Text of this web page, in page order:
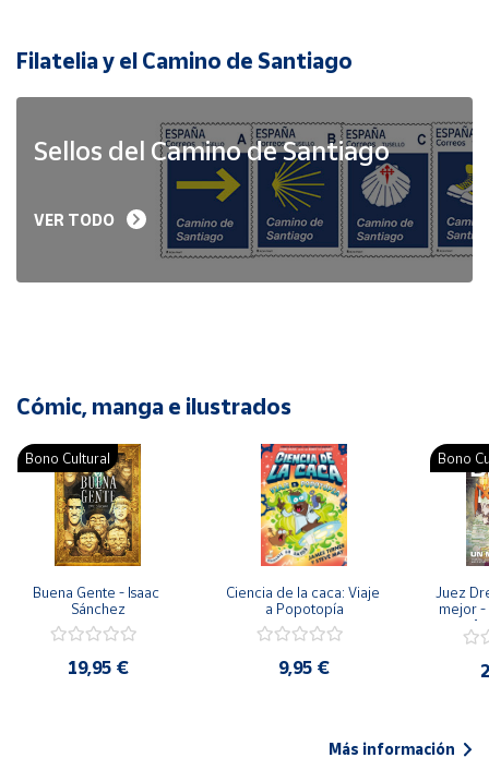
Filatelia y el Camino de Santiago
Sellos del Camino de Santiago
VER TODO
Cómic, manga e ilustrados
Bono Cultural
Buena Gente - Isaac
Sánchez
19,95 €
Ciencia de la caca: Viaje
a Popotopía
9,95 €
Bono
Juez
mejor -
Más información